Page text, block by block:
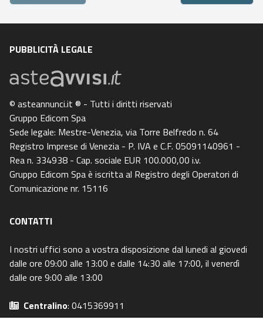
PUBBLICITÀ LEGALE
© asteannunci.it ® - Tutti i diritti riservati
Gruppo Edicom Spa
Sede legale: Mestre-Venezia, via Torre Belfredo n. 64
Registro Imprese di Venezia - P. IVA e C.F. 05091140961 -
Rea n. 334938 - Cap. sociale EUR 100.000,00 i.v.
Gruppo Edicom Spa è iscritta al Registro degli Operatori di
Comunicazione nr. 15116
CONTATTI
I nostri uffici sono a vostra disposizione dal lunedi al giovedi
dalle ore 09:00 alle 13:00 e dalle 14:30 alle 17:00, il venerdì
dalle ore 9:00 alle 13:00
Centralino: 0415369911